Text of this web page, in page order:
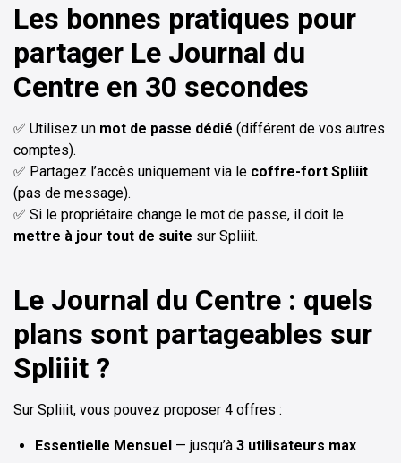
Les bonnes pratiques pour
partager Le Journal du
Centre en 30 secondes
✅ Utilisez un mot de passe dédié (différent de vos autres
comptes).
✅ Partagez l’accès uniquement via le coffre-fort Spliiit
(pas de message).
✅ Si le propriétaire change le mot de passe, il doit le
mettre à jour tout de suite sur Spliiit.
Le Journal du Centre : quels
plans sont partageables sur
Spliiit ?
Sur Spliiit, vous pouvez proposer 4 offres :
Essentielle Mensuel — jusqu’à 3 utilisateurs max